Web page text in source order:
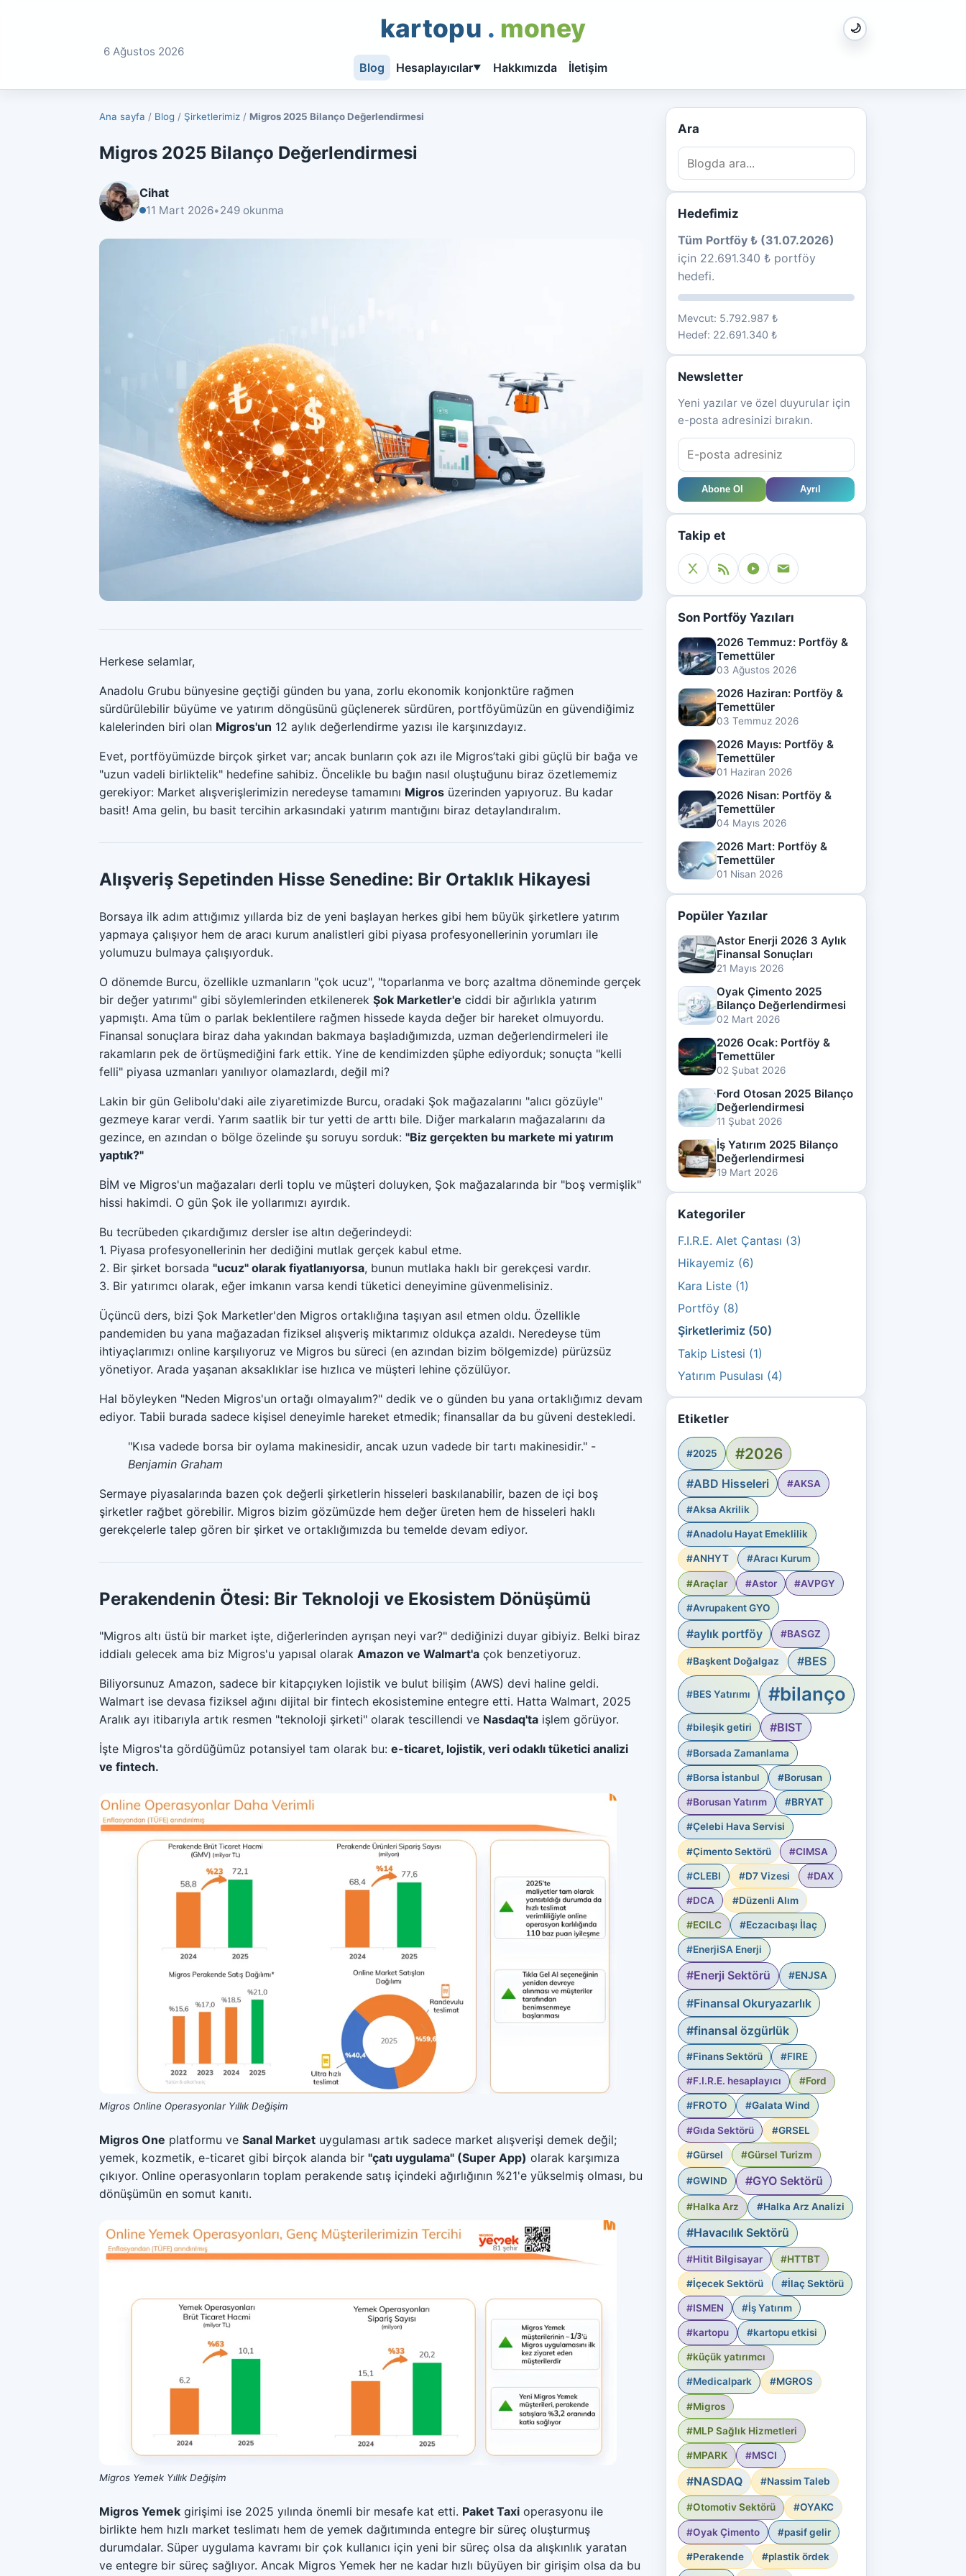
6 Ağustos 2026
kartopu . money 🌙
Blog Hesaplayıcılar▼ Hakkımızda İletişim
Ana sayfa / Blog / Şirketlerimiz / Migros 2025 Bilanço Değerlendirmesi
Migros 2025 Bilanço Değerlendirmesi
Cihat
11 Mart 2026•249 okunma
Herkese selamlar,
Anadolu Grubu bünyesine geçtiği günden bu yana, zorlu ekonomik konjonktüre rağmen
sürdürülebilir büyüme ve yatırım döngüsünü güçlenerek sürdüren, portföyümüzün en güvendiğimiz
kalelerinden biri olan Migros'un 12 aylık değerlendirme yazısı ile karşınızdayız.
Evet, portföyümüzde birçok şirket var; ancak bunların çok azı ile Migros’taki gibi güçlü bir bağa ve
"uzun vadeli birliktelik" hedefine sahibiz. Öncelikle bu bağın nasıl oluştuğunu biraz özetlememiz
gerekiyor: Market alışverişlerimizin neredeyse tamamını Migros üzerinden yapıyoruz. Bu kadar
basit! Ama gelin, bu basit tercihin arkasındaki yatırım mantığını biraz detaylandıralım.
Alışveriş Sepetinden Hisse Senedine: Bir Ortaklık Hikayesi
Borsaya ilk adım attığımız yıllarda biz de yeni başlayan herkes gibi hem büyük şirketlere yatırım
yapmaya çalışıyor hem de aracı kurum analistleri gibi piyasa profesyonellerinin yorumları ile
yolumuzu bulmaya çalışıyorduk.
O dönemde Burcu, özellikle uzmanların "çok ucuz", "toparlanma ve borç azaltma döneminde gerçek
bir değer yatırımı" gibi söylemlerinden etkilenerek Şok Marketler'e ciddi bir ağırlıkla yatırım
yapmıştı. Ama tüm o parlak beklentilere rağmen hissede kayda değer bir hareket olmuyordu.
Finansal sonuçlara biraz daha yakından bakmaya başladığımızda, uzman değerlendirmeleri ile
rakamların pek de örtüşmediğini fark ettik. Yine de kendimizden şüphe ediyorduk; sonuçta "kelli
felli" piyasa uzmanları yanılıyor olamazlardı, değil mi?
Lakin bir gün Gelibolu'daki aile ziyaretimizde Burcu, oradaki Şok mağazalarını "alıcı gözüyle"
gezmeye karar verdi. Yarım saatlik bir tur yetti de arttı bile. Diğer markaların mağazalarını da
gezince, en azından o bölge özelinde şu soruyu sorduk: "Biz gerçekten bu markete mi yatırım
yaptık?"
BİM ve Migros'un mağazaları derli toplu ve müşteri doluyken, Şok mağazalarında bir "boş vermişlik"
hissi hakimdi. O gün Şok ile yollarımızı ayırdık.
Bu tecrübeden çıkardığımız dersler ise altın değerindeydi:
1. Piyasa profesyonellerinin her dediğini mutlak gerçek kabul etme.
2. Bir şirket borsada "ucuz" olarak fiyatlanıyorsa, bunun mutlaka haklı bir gerekçesi vardır.
3. Bir yatırımcı olarak, eğer imkanın varsa kendi tüketici deneyimine güvenmelisiniz.
Üçüncü ders, bizi Şok Marketler'den Migros ortaklığına taşıyan asıl etmen oldu. Özellikle
pandemiden bu yana mağazadan fiziksel alışveriş miktarımız oldukça azaldı. Neredeyse tüm
ihtiyaçlarımızı online karşılıyoruz ve Migros bu süreci (en azından bizim bölgemizde) pürüzsüz
yönetiyor. Arada yaşanan aksaklıklar ise hızlıca ve müşteri lehine çözülüyor.
Hal böyleyken "Neden Migros'un ortağı olmayalım?" dedik ve o günden bu yana ortaklığımız devam
ediyor. Tabii burada sadece kişisel deneyimle hareket etmedik; finansallar da bu güveni destekledi.
"Kısa vadede borsa bir oylama makinesidir, ancak uzun vadede bir tartı makinesidir." -
Benjamin Graham
Sermaye piyasalarında bazen çok değerli şirketlerin hisseleri baskılanabilir, bazen de içi boş
şirketler rağbet görebilir. Migros bizim gözümüzde hem değer üreten hem de hisseleri haklı
gerekçelerle talep gören bir şirket ve ortaklığımızda bu temelde devam ediyor.
Perakendenin Ötesi: Bir Teknoloji ve Ekosistem Dönüşümü
"Migros altı üstü bir market işte, diğerlerinden ayrışan neyi var?" dediğinizi duyar gibiyiz. Belki biraz
iddialı gelecek ama biz Migros'u yapısal olarak Amazon ve Walmart'a çok benzetiyoruz.
Biliyorsunuz Amazon, sadece bir kitapçıyken lojistik ve bulut bilişim (AWS) devi haline geldi.
Walmart ise devasa fiziksel ağını dijital bir fintech ekosistemine entegre etti. Hatta Walmart, 2025
Aralık ayı itibarıyla artık resmen "teknoloji şirketi" olarak tescillendi ve Nasdaq'ta işlem görüyor.
İşte Migros'ta gördüğümüz potansiyel tam olarak bu: e-ticaret, lojistik, veri odaklı tüketici analizi
ve fintech.
Migros Online Operasyonlar Yıllık Değişim
Migros One platformu ve Sanal Market uygulaması artık sadece market alışverişi demek değil;
yemek, kozmetik, e-ticaret gibi birçok alanda bir "çatı uygulama" (Super App) olarak karşımıza
çıkıyor. Online operasyonların toplam perakende satış içindeki ağırlığının %21'e yükselmiş olması, bu
dönüşümün en somut kanıtı.
Migros Yemek Yıllık Değişim
Migros Yemek girişimi ise 2025 yılında önemli bir mesafe kat etti. Paket Taxi operasyonu ile
birlikte hem hızlı market teslimatı hem de yemek dağıtımında entegre bir süreç oluşturmuş
durumdalar. Süper uygulama kavramı bir çok kullanıcı için yeni bir süreç olsa da alışkınlık yaratan
ve entegre bir süreç sağlıyor. Ancak Migros Yemek her ne kadar hızlı büyüyen bir girişim olsa da bu
Ara
Hedefimiz
Tüm Portföy ₺ (31.07.2026)
için 22.691.340 ₺ portföy
hedefi.
Mevcut: 5.792.987 ₺
Hedef: 22.691.340 ₺
Newsletter
Yeni yazılar ve özel duyurular için
e-posta adresinizi bırakın.
Abone Ol Ayrıl
Takip et
Son Portföy Yazıları
2026 Temmuz: Portföy &
Temettüler
03 Ağustos 2026
2026 Haziran: Portföy &
Temettüler
03 Temmuz 2026
2026 Mayıs: Portföy &
Temettüler
01 Haziran 2026
2026 Nisan: Portföy &
Temettüler
04 Mayıs 2026
2026 Mart: Portföy &
Temettüler
01 Nisan 2026
Popüler Yazılar
Astor Enerji 2026 3 Aylık
Finansal Sonuçları
21 Mayıs 2026
Oyak Çimento 2025
Bilanço Değerlendirmesi
02 Mart 2026
2026 Ocak: Portföy &
Temettüler
02 Şubat 2026
Ford Otosan 2025 Bilanço
Değerlendirmesi
11 Şubat 2026
İş Yatırım 2025 Bilanço
Değerlendirmesi
19 Mart 2026
Kategoriler
F.I.R.E. Alet Çantası (3)
Hikayemiz (6)
Kara Liste (1)
Portföy (8)
Şirketlerimiz (50)
Takip Listesi (1)
Yatırım Pusulası (4)
Etiketler
#2025 #2026
#ABD Hisseleri #AKSA
#Aksa Akrilik
#Anadolu Hayat Emeklilik
#ANHYT #Aracı Kurum
#Araçlar #Astor #AVPGY
#Avrupakent GYO
#aylık portföy #BASGZ
#Başkent Doğalgaz #BES
#BES Yatırımı #bilanço
#bileşik getiri #BIST
#Borsada Zamanlama
#Borsa İstanbul #Borusan
#Borusan Yatırım #BRYAT
#Çelebi Hava Servisi
#Çimento Sektörü #CIMSA
#CLEBI #D7 Vizesi #DAX
#DCA #Düzenli Alım
#ECILC #Eczacıbaşı İlaç
#EnerjiSA Enerji
#Enerji Sektörü #ENJSA
#Finansal Okuryazarlık
#finansal özgürlük
#Finans Sektörü #FIRE
#F.I.R.E. hesaplayıcı #Ford
#FROTO #Galata Wind
#Gıda Sektörü #GRSEL
#Gürsel #Gürsel Turizm
#GWIND #GYO Sektörü
#Halka Arz #Halka Arz Analizi
#Havacılık Sektörü
#Hitit Bilgisayar #HTTBT
#İçecek Sektörü #İlaç Sektörü
#ISMEN #İş Yatırım
#kartopu #kartopu etkisi
#küçük yatırımcı
#Medicalpark #MGROS
#Migros
#MLP Sağlık Hizmetleri
#MPARK #MSCI
#NASDAQ #Nassim Taleb
#Otomotiv Sektörü #OYAKC
#Oyak Çimento #pasif gelir
#Perakende #plastik ördek